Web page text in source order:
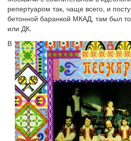
репертуаром так, чаще всего, и
бетонной баранкой МКАД, там был
или ДК.
В